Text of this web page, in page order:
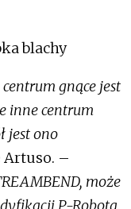
gnące jest
inne centrum
jest ono
Artuso. –
może